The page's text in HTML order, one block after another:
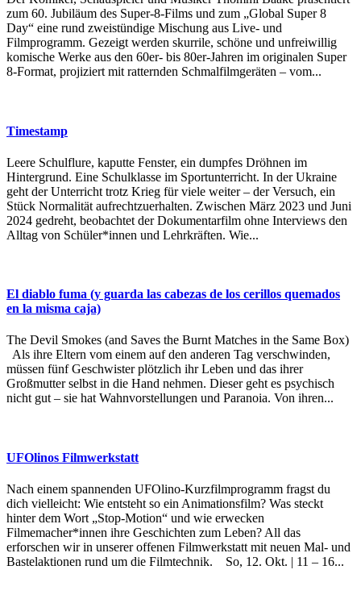
zum 60. Jubiläum des Super-8-Films und zum „Global Super 8
Day“ eine rund zweistündige Mischung aus Live- und
Filmprogramm. Gezeigt werden skurrile, schöne und unfreiwillig
komische Werke aus den 60er- bis 80er-Jahren im originalen Super
8-Format, projiziert mit ratternden Schmalfilmgeräten – vom...
Timestamp
Leere Schulflure, kaputte Fenster, ein dumpfes Dröhnen im
Hintergrund. Eine Schulklasse im Sportunterricht. In der Ukraine
geht der Unterricht trotz Krieg für viele weiter – der Versuch, ein
Stück Normalität aufrechtzuerhalten. Zwischen März 2023 und Juni
2024 gedreht, beobachtet der Dokumentarfilm ohne Interviews den
Alltag von Schüler*innen und Lehrkräften. Wie...
El diablo fuma (y guarda las cabezas de los cerillos quemados
en la misma caja)
The Devil Smokes (and Saves the Burnt Matches in the Same Box)
Als ihre Eltern vom einem auf den anderen Tag verschwinden,
müssen fünf Geschwister plötzlich ihr Leben und das ihrer
Großmutter selbst in die Hand nehmen. Dieser geht es psychisch
nicht gut – sie hat Wahnvorstellungen und Paranoia. Von ihren...
UFOlinos Filmwerkstatt
Nach einem spannenden UFOlino-Kurzfilmprogramm fragst du
dich vielleicht: Wie entsteht so ein Animationsfilm? Was steckt
hinter dem Wort „Stop-Motion“ und wie erwecken
Filmemacher*innen ihre Geschichten zum Leben? All das
erforschen wir in unserer offenen Filmwerkstatt mit neuen Mal- und
Bastelaktionen rund um die Filmtechnik. So, 12. Okt. | 11 – 16...